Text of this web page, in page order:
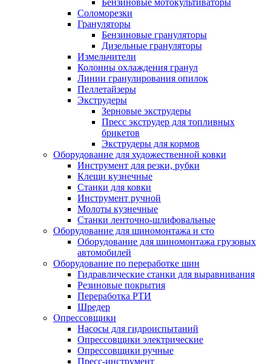
Бензиновые мотокультиваторы
Соломорезки
Грануляторы
Бензиновые грануляторы
Дизельные грануляторы
Измельчители
Колонны охлаждения гранул
Линии гранулирования опилок
Пеллетайзеры
Экструдеры
Зерновые экструдеры
Пресс экструдер для топливных
брикетов
Экструдеры для кормов
Оборудование для художественной ковки
Инструмент для резки, рубки
Клещи кузнечные
Станки для ковки
Инструмент ручной
Молоты кузнечные
Станки ленточно-шлифовальные
Оборудование для шиномонтажа и сто
Оборудование для шиномонтажа грузовых
автомобилей
Оборудование по переработке шин
Гидравлические станки для выравнивания
Резиновые покрытия
Переработка РТИ
Шредер
Опрессовщики
Насосы для гидроиспытаний
Опрессовщики электрические
Опрессовщики ручные
Пресс-инструмент